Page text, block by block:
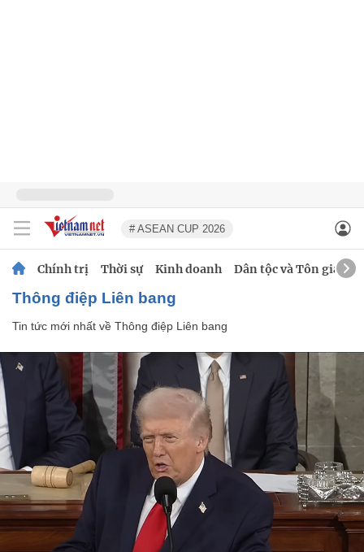
# ASEAN CUP 2026
Chính trị Thời sự Kinh doanh Dân tộc và Tôn giáo
Thông điệp Liên bang
Tin tức mới nhất về Thông điệp Liên bang